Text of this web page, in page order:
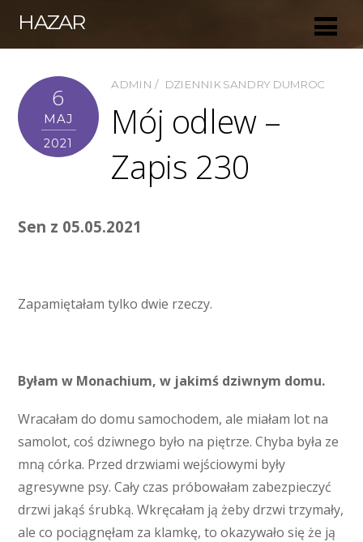
HAZAR
6
MAJ
2021
ADMIN DZIENNIK SANDRY DUMROC
Mój odlew –
Zapis 230
Sen z 05.05.2021
Zapamiętałam tylko dwie rzeczy.
Byłam w Monachium, w jakimś dziwnym domu.
Wracałam do domu samochodem, ale miałam lot na
samolot, coś dziwnego było na piętrze. Chyba była ze
mną córka. Przed drzwiami wejściowymi były
agresywne psy. Cały czas próbowałam zabezpieczyć
drzwi jakąś śrubką. Wkręcałam ją żeby drzwi trzymały,
ale co pociągnęłam za klamkę, to okazywało się że ją